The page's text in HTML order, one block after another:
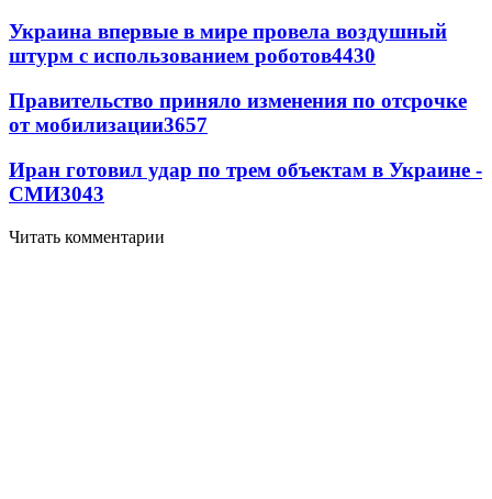
Украина впервые в мире провела воздушный
штурм с использованием роботов4430
Правительство приняло изменения по отсрочке
от мобилизации3657
Иран готовил удар по трем объектам в Украине -
СМИ3043
Читать комментарии